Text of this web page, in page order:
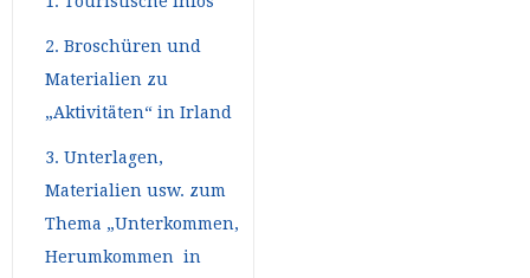
2. Broschüren und
Materialien zu
„Aktivitäten“ in Irland
3. Unterlagen,
Materialien usw. zum
Thema „Unterkommen,
Herumkommen in